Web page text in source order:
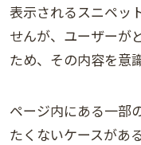
表示されるスニペッ
せんが、ユーザーが
ため、その内容を意
ページ内にある一部
たくないケースがあ